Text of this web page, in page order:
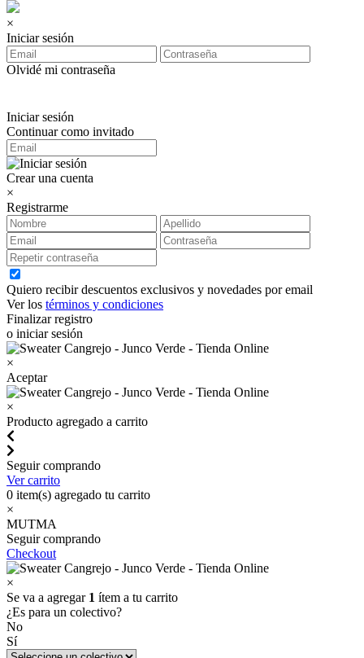
×
Iniciar sesión
Olvidé mi contraseña
Iniciar sesión
Continuar como invitado
Crear una cuenta
×
Registrarme
Quiero recibir descuentos exclusivos y novedades por email
Ver los términos y condiciones
Finalizar registro
o iniciar sesión
×
Aceptar
×
Producto agregado a carrito
Seguir comprando
Ver carrito
0 item(s) agregado tu carrito
×
MUTMA
Seguir comprando
Checkout
×
Se va a agregar 1 ítem a tu carrito
¿Es para un colectivo?
No
Sí